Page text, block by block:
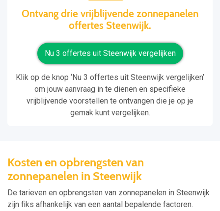
Ontvang drie vrijblijvende zonnepanelen
offertes Steenwijk.
Nu 3 offertes uit Steenwijk vergelijken
Klik op de knop ‘Nu 3 offertes uit Steenwijk vergelijken’
om jouw aanvraag in te dienen en specifieke
vrijblijvende voorstellen te ontvangen die je op je
gemak kunt vergelijken.
Kosten en opbrengsten van
zonnepanelen in Steenwijk
De tarieven en opbrengsten van zonnepanelen in Steenwijk
zijn fiks afhankelijk van een aantal bepalende factoren.